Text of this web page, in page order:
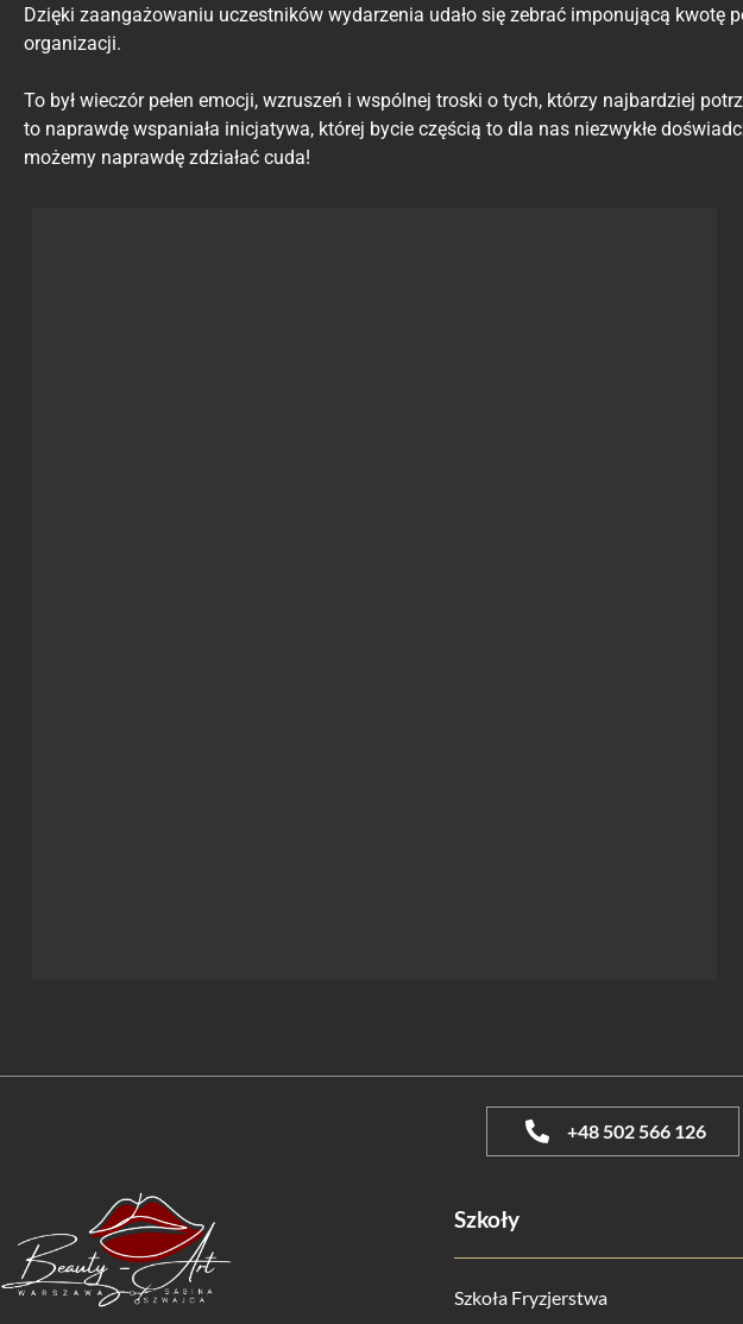
Dzięki zaangażowaniu uczestników wydarzenia udało się zebrać imponującą kwotę
organizacji.
To był wieczór pełen emocji, wzruszeń i wspólnej troski o tych, którzy najbardziej
to naprawdę wspaniała inicjatywa, której bycie częścią to dla nas niezwykłe
możemy naprawdę zdziałać cuda!
+48 502 566 126
Szkoły
Szkoła Fryzjerstwa